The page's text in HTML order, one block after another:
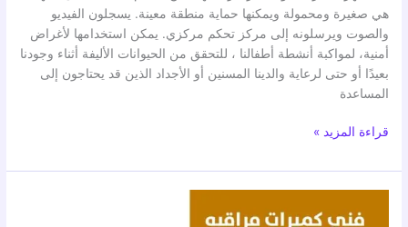
هي صغيرة ومحمولة ويمكنها حماية منطقة معينة. يسجلون الفيديو
والصوت ويرسلونه إلى مركز تحكم مركزي. يمكن استخدامها لأغراض
أمنية، لمواكبة أنشطة أطفالنا ، للتحقق من الحيوانات الأليفة أثناء وجودنا
بعيدًا أو حتى لرعاية والدينا المسنين أو الأجداد الذين قد يحتاجون إلى
المساعدة
قراءة المزيد »
انتركم